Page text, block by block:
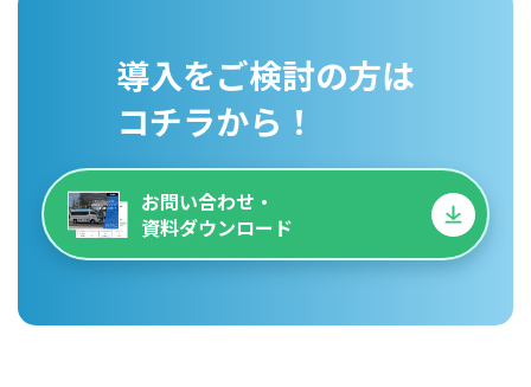
導入をご検討の方は
コチラから！
お問い合わせ・
資料ダウンロード